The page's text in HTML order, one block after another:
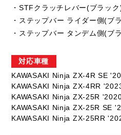
・STFクラッチレバー(ブラック
・ステップバー ライダー側(ブ
・ステップバー タンデム側(ブ
対応車種
KAWASAKI Ninja ZX-4R SE
KAWASAKI Ninja ZX-4RR
KAWASAKI Ninja ZX-25R
KAWASAKI Ninja ZX-25R SE
KAWASAKI Ninja ZX-25RR